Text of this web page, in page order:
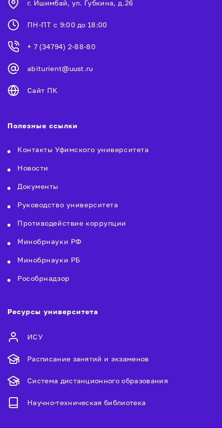
г. Ишимбай, ул. Губкина, д.26
ПН-ПТ с 9:00 до 18:00
+ 7 (34794) 2-88-80
abiturient@uust.ru
Сайт ПК
Полезные ссылки
Контакты Уфимского университета
Новости
Документы
Руководство университета
Противодействие коррупции
Минобрнауки РФ
Минобрнауки РБ
Рособрнадзор
Ресурсы университета
ИСУ
Расписание занятий и экзаменов
Система дистанционного образования
Научно-техническая библиотека